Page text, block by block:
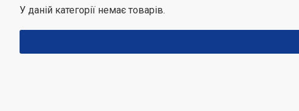
У даній категорії немає товарів.